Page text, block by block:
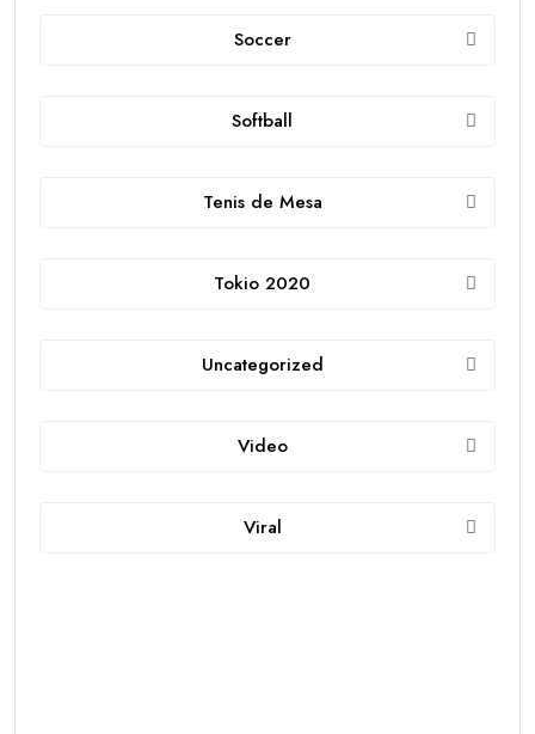
Soccer
Softball
Tenis de Mesa
Tokio 2020
Uncategorized
Video
Viral